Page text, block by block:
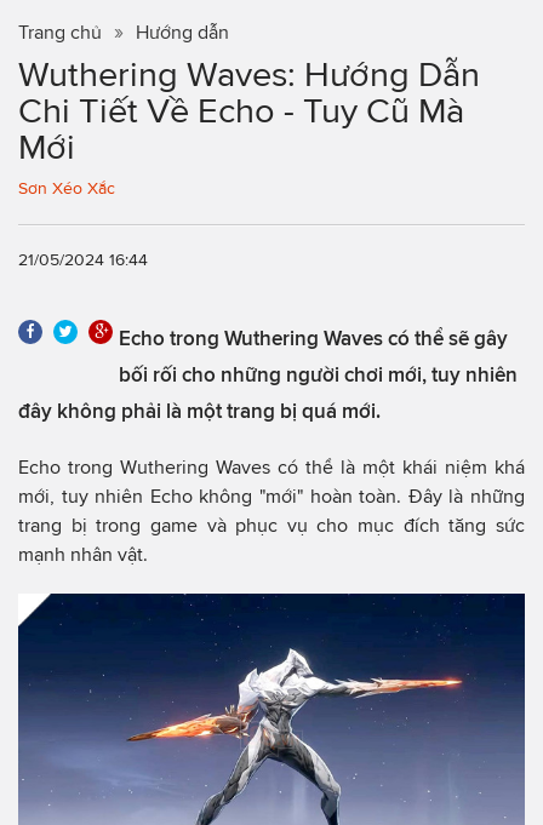
Trang chủ Hướng dẫn
Wuthering Waves: Hướng Dẫn
Chi Tiết Về Echo - Tuy Cũ Mà
Mới
Sơn Xéo Xắc
21/05/2024 16:44
Echo trong Wuthering Waves có thể sẽ gây
bối rối cho những người chơi mới, tuy nhiên
đây không phải là một trang bị quá mới.
Echo trong Wuthering Waves có thể là một khái niệm khá
mới, tuy nhiên Echo không "mới" hoàn toàn. Đây là những
trang bị trong game và phục vụ cho mục đích tăng sức
mạnh nhân vật.